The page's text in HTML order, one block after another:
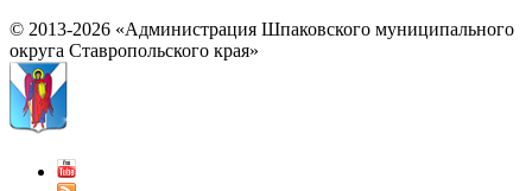
© 2013-2026 «Администрация Шпаковского муниципального
округа Ставропольского края»